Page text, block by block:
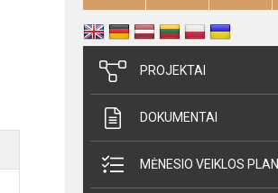
PROJEKTAI
DOKUMENTAI
MĖNESIO VEIKLOS